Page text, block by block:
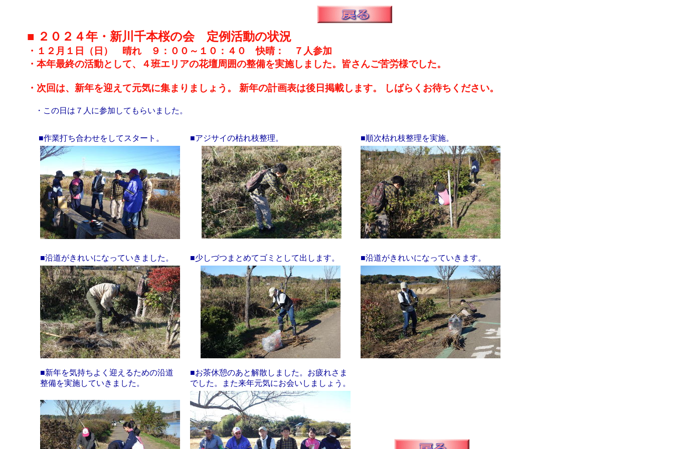
■ ２０２４年・新川千本桜の会 定例活動の状況
・１２月１日（日） 晴れ ９：００～１０：４０ 快晴： ７人参加
・本年最終の活動として、４班エリアの花壇周囲の整備を実施しました。皆さんご苦労様でした。
・次回は、新年を迎えて元気に集まりましょう。 新年の計画表は後日掲載します。 しばらくお待ちください。
・この日は７人に参加してもらいました。
■作業打ち合わせをしてスタート。 ■アジサイの枯れ枝整理。 ■順次枯れ枝整理を実施。
■沿道がきれいになっていきました。 ■少しづつまとめてゴミとして出します。 ■沿道がきれいになっていきます。
■新年を気持ちよく迎えるための沿道
整備を実施していきました。
■お茶休憩のあと解散しました。お疲れさま
でした。また来年元気にお会いしましょう。